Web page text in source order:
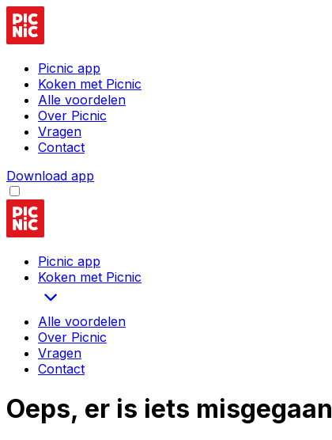
Picnic app
Koken met Picnic
Alle voordelen
Over Picnic
Vragen
Contact
Download app
Picnic app
Koken met Picnic
Alle voordelen
Over Picnic
Vragen
Contact
Oeps, er is iets misgegaan